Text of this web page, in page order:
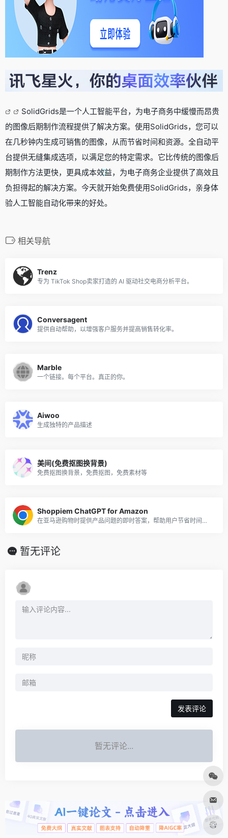
SolidGrids是一个人工智能平台，为电子商务中缓慢而昂贵
的图像后期制作流程提供了解决方案。使用SolidGrids，您可以
在几秒钟内生成可销售的图像，从而节省时间和资源。全自动平
台提供无缝集成选项，以满足您的特定需求。它比传统的图像后
期制作方法更快，更具成本效益，为电子商务企业提供了高效且
负担得起的解决方案。今天就开始免费使用SolidGrids，亲身体
验人工智能自动化带来的好处。
相关导航
Trenz
专为 TikTok Shop卖家打造的 AI 驱动社交电商分析平台。
Conversagent
提供自动帮助，以增强客户服务并提高销售转化率。
Marble
一个链接。每个平台。真正的你。
Aiwoo
生成独特的产品描述
美间(免费抠图换背景)
免费抠图换背景，免费抠图，免费素材等
Shoppiem ChatGPT for Amazon
在亚马逊购物时提供产品问题的即时答案，帮助用户节省时间并做出明智的购买决定。
暂无评论
发表评论
暂无评论...